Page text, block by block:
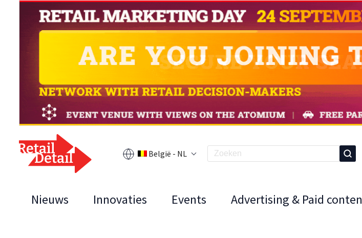
België - NL
Nieuws Innovaties Events Advertising & Paid